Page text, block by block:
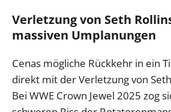
Verletzung von Seth
massiven Umplanungen
Cenas mögliche Rückkehr in ein
direkt mit der Verletzung von
Bei WWE Crown Jewel 2025 zog